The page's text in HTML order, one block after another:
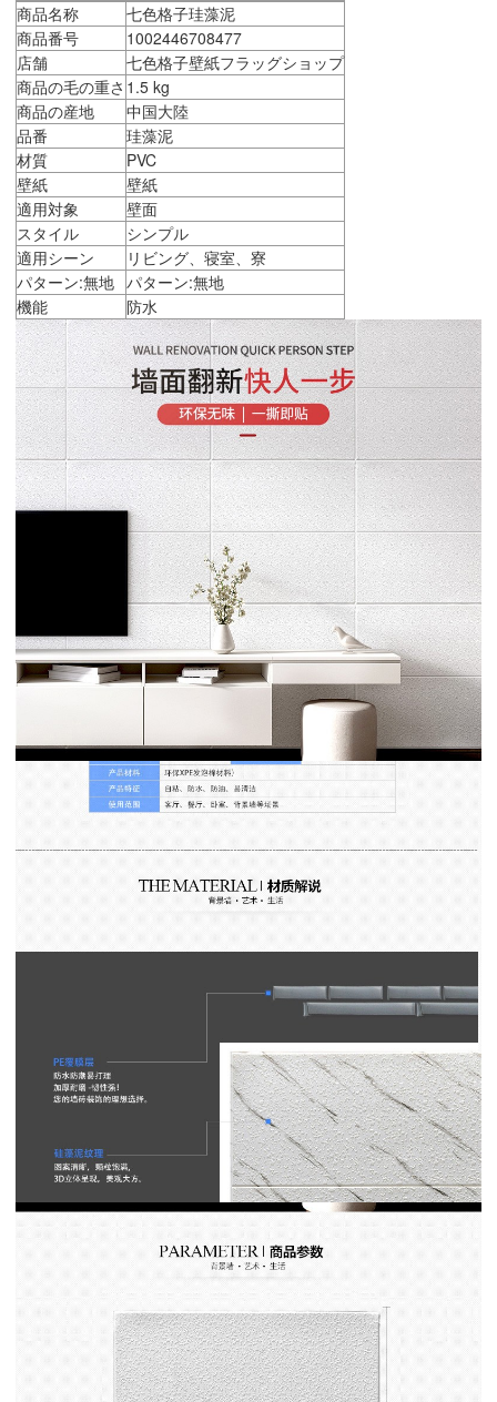
商品名称
七色格子珪藻泥
商品番号
1002446708477
店舗
七色格子壁紙フラッグショップ
商品の毛の重さ 1.5 kg
商品の産地
中国大陸
品番
珪藻泥
材質
PVC
壁紙
壁紙
適用対象
壁面
スタイル
シンプル
適用シーン
リビング、寝室、寮
パターン:無地 パターン:無地
機能
防水